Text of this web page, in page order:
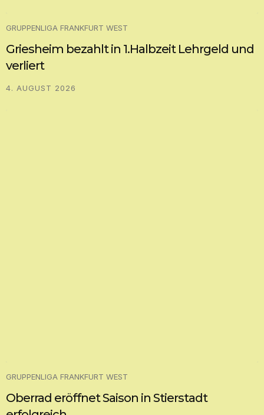
GRUPPENLIGA FRANKFURT WEST
Griesheim bezahlt in 1.Halbzeit Lehrgeld und
verliert
4. AUGUST 2026
GRUPPENLIGA FRANKFURT WEST
Oberrad eröffnet Saison in Stierstadt